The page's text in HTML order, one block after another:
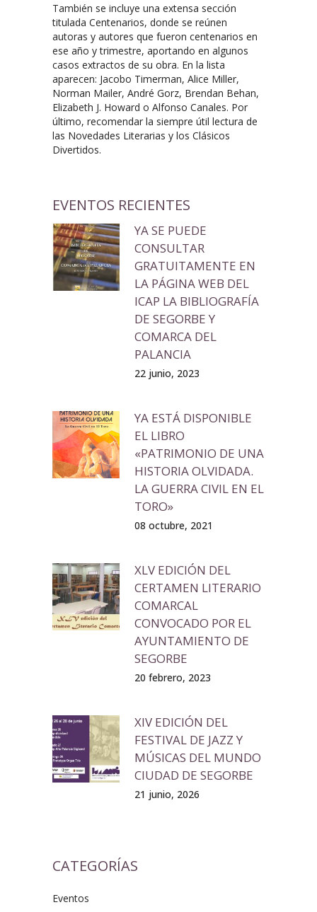
También se incluye una extensa sección
titulada Centenarios, donde se reúnen
autoras y autores que fueron centenarios en
ese año y trimestre, aportando en algunos
casos extractos de su obra. En la lista
aparecen: Jacobo Timerman, Alice Miller,
Norman Mailer, André Gorz, Brendan Behan,
Elizabeth J. Howard o Alfonso Canales. Por
último, recomendar la siempre útil lectura de
las Novedades Literarias y los Clásicos
Divertidos.
EVENTOS RECIENTES
YA SE PUEDE
CONSULTAR
GRATUITAMENTE EN
LA PÁGINA WEB DEL
ICAP LA BIBLIOGRAFÍA
DE SEGORBE Y
COMARCA DEL
PALANCIA
22 junio, 2023
YA ESTÁ DISPONIBLE
EL LIBRO
«PATRIMONIO DE UNA
HISTORIA OLVIDADA.
LA GUERRA CIVIL EN EL
TORO»
08 octubre, 2021
XLV EDICIÓN DEL
CERTAMEN LITERARIO
COMARCAL
CONVOCADO POR EL
AYUNTAMIENTO DE
SEGORBE
20 febrero, 2023
XIV EDICIÓN DEL
FESTIVAL DE JAZZ Y
MÚSICAS DEL MUNDO
CIUDAD DE SEGORBE
21 junio, 2026
CATEGORÍAS
Eventos